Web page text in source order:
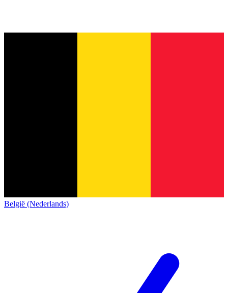
België (Nederlands)